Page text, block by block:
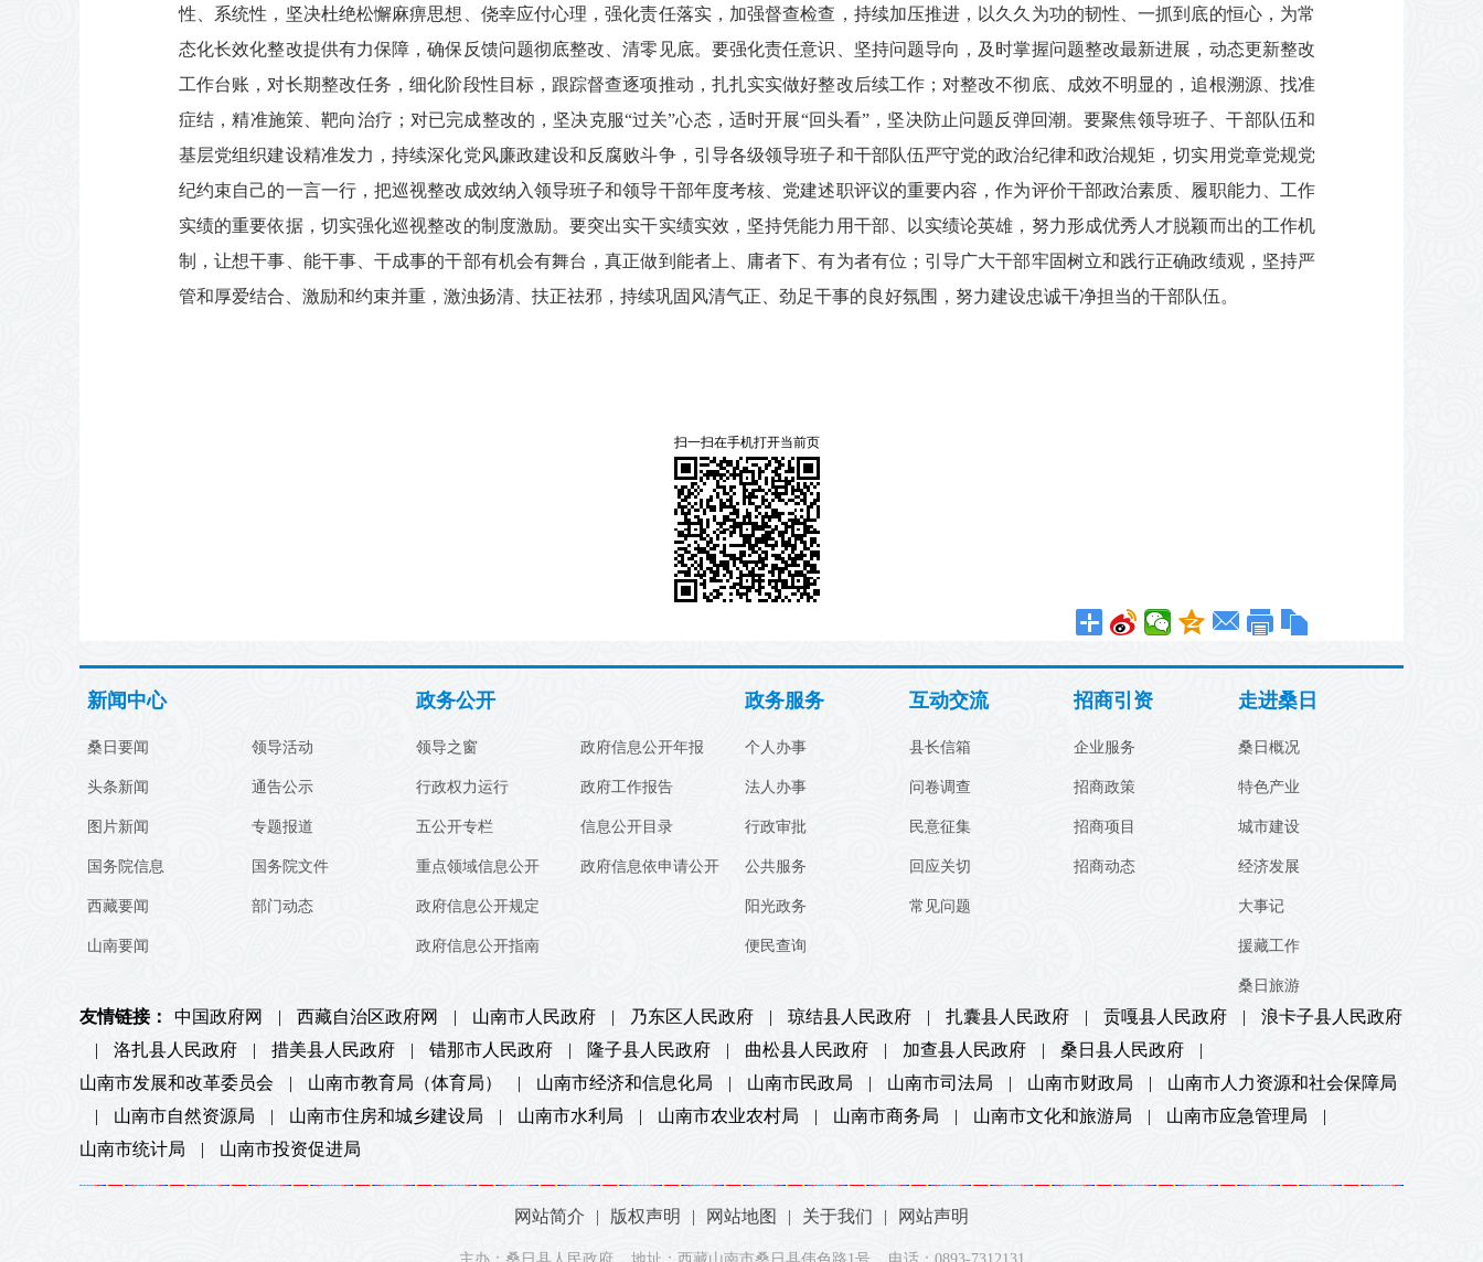
性、系统性，坚决杜绝松懈麻痹思想、侥幸应付心理，强化责任落实，加强督查检查，持续加压推进，以久久为功的韧性、一抓到底的恒心，为常
态化长效化整改提供有力保障，确保反馈问题彻底整改、清零见底。要强化责任意识、坚持问题导向，及时掌握问题整改最新进展，动态更新整改
工作台账，对长期整改任务，细化阶段性目标，跟踪督查逐项推动，扎扎实实做好整改后续工作；对整改不彻底、成效不明显的，追根溯源、找准
症结，精准施策、靶向治疗；对已完成整改的，坚决克服“过关”心态，适时开展“回头看”，坚决防止问题反弹回潮。要聚焦领导班子、干部队伍和
基层党组织建设精准发力，持续深化党风廉政建设和反腐败斗争，引导各级领导班子和干部队伍严守党的政治纪律和政治规矩，切实用党章党规党
纪约束自己的一言一行，把巡视整改成效纳入领导班子和领导干部年度考核、党建述职评议的重要内容，作为评价干部政治素质、履职能力、工作
实绩的重要依据，切实强化巡视整改的制度激励。要突出实干实绩实效，坚持凭能力用干部、以实绩论英雄，努力形成优秀人才脱颖而出的工作机
制，让想干事、能干事、干成事的干部有机会有舞台，真正做到能者上、庸者下、有为者有位；引导广大干部牢固树立和践行正确政绩观，坚持严
管和厚爱结合、激励和约束并重，激浊扬清、扶正祛邪，持续巩固风清气正、劲足干事的良好氛围，努力建设忠诚干净担当的干部队伍。
扫一扫在手机打开当前页
新闻中心
桑日要闻
头条新闻
图片新闻
国务院信息
西藏要闻
山南要闻
领导活动
通告公示
专题报道
国务院文件
部门动态
政务公开
领导之窗
行政权力运行
五公开专栏
重点领域信息公开
政府信息公开规定
政府信息公开指南
政府信息公开年报
政府工作报告
信息公开目录
政府信息依申请公开
政务服务
个人办事
法人办事
行政审批
公共服务
阳光政务
便民查询
互动交流
县长信箱
问卷调查
民意征集
回应关切
常见问题
招商引资
企业服务
招商政策
招商项目
招商动态
走进桑日
桑日概况
特色产业
城市建设
经济发展
大事记
援藏工作
桑日旅游
友情链接： 中国政府网 | 西藏自治区政府网 | 山南市人民政府 | 乃东区人民政府 | 琼结县人民政府 | 扎囊县人民政府 | 贡嘎县人民政府 |
浪卡子县人民政府
|
洛扎县人民政府 | 措美县人民政府 | 错那市人民政府 | 隆子县人民政府 | 曲松县人民政府 | 加查县人民政府 | 桑日县人民政府
|
山南市发展和改革委员会
| 山南市教育局（体育局） | 山南市经济和信息化局 | 山南市民政局 | 山南市司法局 | 山南市财政局 |
山南市人力资源和社会保障局
|
山南市自然资源局 | 山南市住房和城乡建设局 | 山南市水利局 | 山南市农业农村局 | 山南市商务局 | 山南市文化和旅游局 | 山南市应急管理局
|
山南市统计局
| 山南市投资促进局
网站简介 | 版权声明 | 网站地图 | 关于我们 | 网站声明
主办：桑日县人民政府 地址：西藏山南市桑日县伟色路1号 电话：0893-7312131